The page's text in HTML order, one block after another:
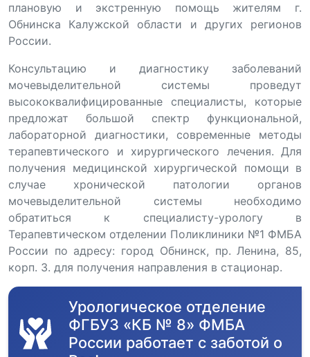
плановую и экстренную помощь жителям г.
Обнинска Калужской области и других регионов
России.
Консультацию и диагностику заболеваний
мочевыделительной системы проведут
высококвалифицированные специалисты, которые
предложат большой спектр функциональной,
лабораторной диагностики, современные методы
терапевтического и хирургического лечения. Для
получения медицинской хирургической помощи в
случае хронической патологии органов
мочевыделительной системы необходимо
обратиться к специалисту-урологу в
Терапевтическом отделении Поликлиники №1 ФМБА
России по адресу: город Обнинск, пр. Ленина, 85,
корп. 3. для получения направления в стационар.
Урологическое отделение
ФГБУЗ «КБ № 8» ФМБА
России работает с заботой о